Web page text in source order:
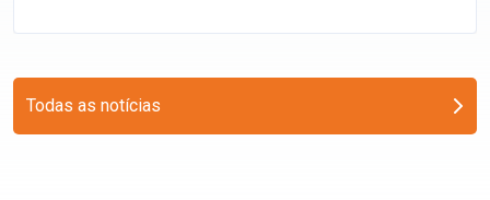
Todas as notícias